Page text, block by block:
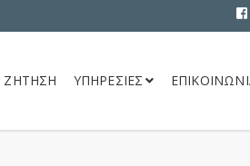
ΖΗΤΗΣΗ ΥΠΗΡΕΣΙΕΣ